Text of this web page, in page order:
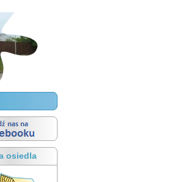
osiedla